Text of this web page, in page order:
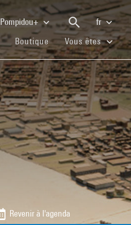
Pompidou+
fr
(current)Boutique (current)Vous êtes
Revenir à l'agenda